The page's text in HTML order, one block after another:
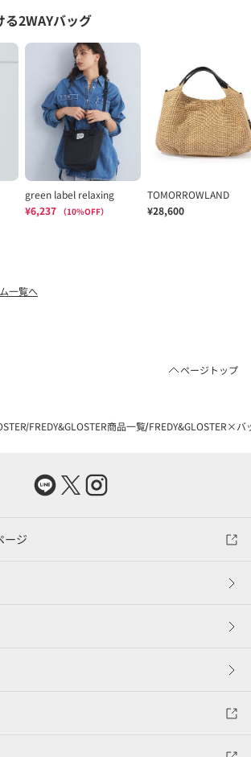
一覧へ
ページトップ
FREDY&GLOSTER商品一覧 FREDY&GLOSTER×バ
ージ